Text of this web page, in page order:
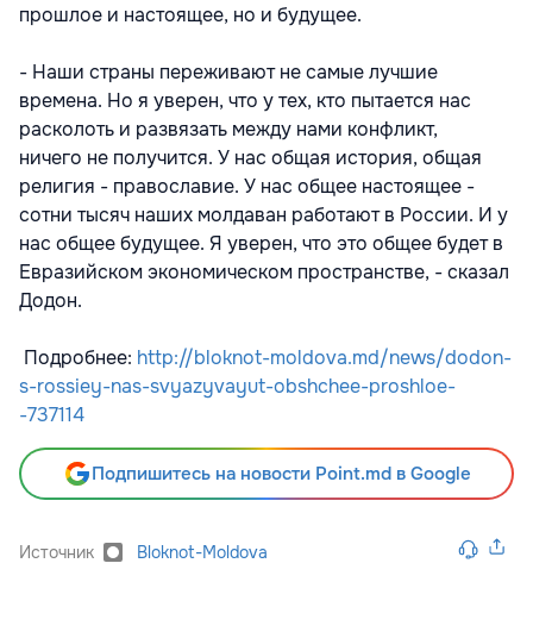
прошлое и настоящее, но и будущее.
- Наши страны переживают не самые лучшие
времена. Но я уверен, что у тех, кто пытается нас
расколоть и развязать между нами конфликт,
ничего не получится. У нас общая история, общая
религия - православие. У нас общее настоящее -
сотни тысяч наших молдаван работают в России. И у
нас общее будущее. Я уверен, что это общее будет в
Евразийском экономическом пространстве, - сказал
Додон.
Подробнее: http://bloknot-moldova.md/news/dodon-
s-rossiey-nas-svyazyvayut-obshchee-proshloe-
-737114
Подпишитесь на новости Point.md в Google
Источник Bloknot-Moldova